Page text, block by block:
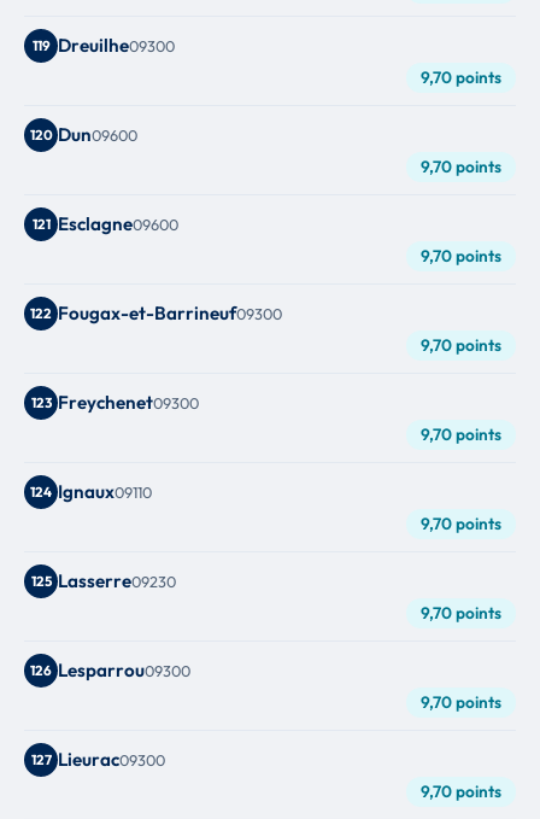
119 Dreuilhe09300
9,70 points
120 Dun09600
9,70 points
121 Esclagne09600
9,70 points
122 Fougax-et-Barrineuf09300
9,70 points
123 Freychenet09300
9,70 points
124 Ignaux09110
9,70 points
125 Lasserre09230
9,70 points
126 Lesparrou09300
9,70 points
127 Lieurac09300
9,70 points